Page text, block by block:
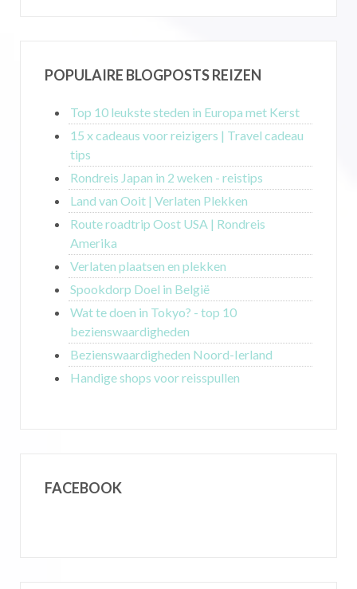
POPULAIRE BLOGPOSTS REIZEN
Top 10 leukste steden in Europa met Kerst
15 x cadeaus voor reizigers | Travel cadeau
tips
Rondreis Japan in 2 weken - reistips
Land van Ooit | Verlaten Plekken
Route roadtrip Oost USA | Rondreis
Amerika
Verlaten plaatsen en plekken
Spookdorp Doel in België
Wat te doen in Tokyo? - top 10
bezienswaardigheden
Bezienswaardigheden Noord-Ierland
Handige shops voor reisspullen
FACEBOOK